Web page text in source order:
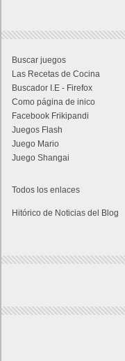
Buscar juegos
Las Recetas de Cocina
Buscador I.E - Firefox
Como página de inico
Facebook Frikipandi
Juegos Flash
Juego Mario
Juego Shangai
Todos los enlaces
Hitórico de Noticias del Blog